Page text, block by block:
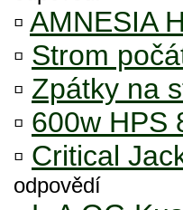
▫ AMNESIA
▫ Strom
▫ Zpátky na
▫ 600w HPS
▫ Critical
odpovědí